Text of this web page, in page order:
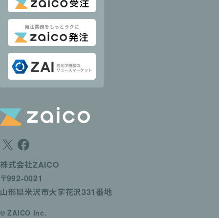
株式会社ZAICO
〒992-0021
山形県米沢市大字花沢331番地
© ZAICO Inc.